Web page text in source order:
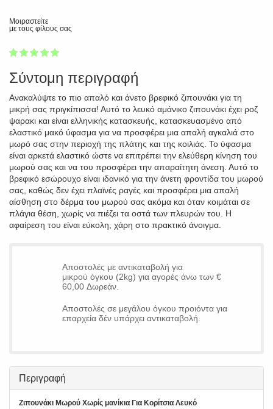
Μοιραστείτε
με τους φίλους σας
1
2
3
4
5
Σύντομη περιγραφή
Ανακαλύψτε το πιο απαλό και άνετο βρεφικό ζιπουνάκι για τη
μικρή σας πριγκίπισσα! Αυτό το λευκό αμάνικο ζιπουνάκι έχει ροζ
ψαρακι και είναι ελληνικής κατασκευής, κατασκευασμένο από
ελαστικό μακό ύφασμα για να προσφέρει μια απαλή αγκαλιά στο
μωρό σας στην περιοχή της πλάτης και της κοιλιάς. Το ύφασμα
είναι αρκετά ελαστικό ώστε να επιτρέπει την ελεύθερη κίνηση του
μωρού σας και να του προσφέρει την απαραίτητη άνεση. Αυτό το
βρεφικό εσώρουχο είναι ιδανικό για την άνετη φροντίδα του μωρού
σας, καθώς δεν έχει πλαϊνές ραγές και προσφέρει μια απαλή
αίσθηση στο δέρμα του μωρού σας ακόμα και όταν κοιμάται σε
πλάγια θέση, χωρίς να πιέζει τα οστά των πλευρών του. Η
αφαίρεση του είναι εύκολη, χάρη στο πρακτικό άνοιγμα.
Αποστολές με αντικαταβολή για
μικρού όγκου (2kg) για αγορές άνω των €
60,00 Δωρεάν.
Αποστολές σε μεγάλου όγκου προιόντα για
επαρχεία δέν υπάρχει αντικαταβολή.
Περιγραφή
Ζιπουνάκι Μωρού Χωρίς μανίκια Για Κορίτσια Λευκό